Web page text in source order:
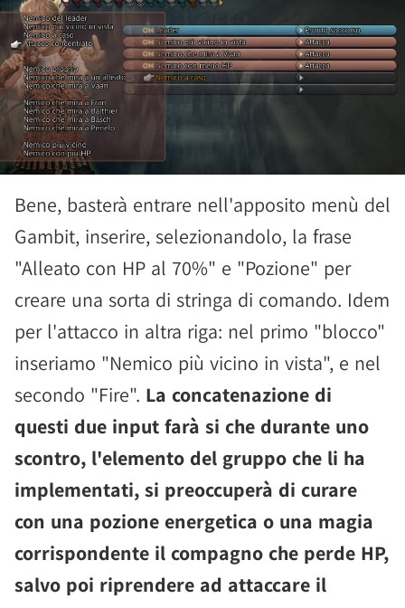
Bene, basterà entrare nell'apposito menù del
Gambit, inserire, selezionandolo, la frase
"Alleato con HP al 70%" e "Pozione" per
creare una sorta di stringa di comando. Idem
per l'attacco in altra riga: nel primo "blocco"
inseriamo "Nemico più vicino in vista", e nel
secondo "Fire". La concatenazione di
questi due input farà si che durante uno
scontro, l'elemento del gruppo che li ha
implementati, si preoccuperà di curare
con una pozione energetica o una magia
corrispondente il compagno che perde HP,
salvo poi riprendere ad attaccare il